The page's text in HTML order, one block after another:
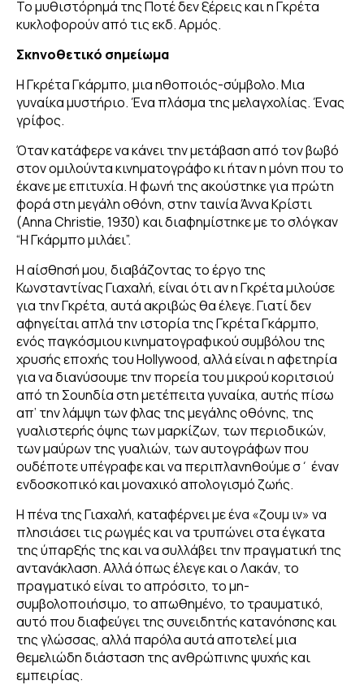
Το μυθιστόρημά τηςΠοτέ δεν ξέρειςκαι ηΓκρέτα
κυκλοφορούν από τις εκδ. Αρμός.
Σκηνοθετικό σημείωμα
Η Γκρέτα Γκάρμπο, μια ηθοποιός-σύμβολο. Μια
γυναίκα μυστήριο. Ένα πλάσμα της μελαγχολίας. Ένας
γρίφος.
Όταν κατάφερε να κάνει την μετάβαση από τον βωβό
στον ομιλούντα κινηματογράφο κι ήταν η μόνη που το
έκανε με επιτυχία. Η φωνή της ακούστηκε για πρώτη
φορά στη μεγάλη οθόνη, στην ταινίαΆννα Κρίστι
(Anna Christie, 1930) και διαφημίστηκε με το σλόγκαν
“Η Γκάρμπο μιλάει”.
Η αίσθησή μου, διαβάζοντας το έργο της
Κωνσταντίνας Γιαχαλή, είναι ότι αν η Γκρέτα μιλούσε
για την Γκρέτα, αυτά ακριβώς θα έλεγε. Γιατί δεν
αφηγείται απλά την ιστορία της Γκρέτα Γκάρμπο,
ενός παγκόσμιου κινηματογραφικού συμβόλου της
χρυσής εποχής του Ηollywood, αλλά είναι η αφετηρία
για να διανύσουμε την πορεία του μικρού κοριτσιού
από τη Σουηδία στη μετέπειτα γυναίκα, αυτής πίσω
απ’ την λάμψη των φλας της μεγάλης οθόνης, της
γυαλιστερής όψης των μαρκίζων, των περιοδικών,
των μαύρων της γυαλιών, των αυτογράφων που
ουδέποτε υπέγραφε και να περιπλανηθούμε σ΄ έναν
ενδοσκοπικό και μοναχικό απολογισμό ζωής.
Η πένα της Γιαχαλή, καταφέρνει με ένα «ζουμ ιν» να
πλησιάσει τις ρωγμές και να τρυπώνει στα έγκατα
της ύπαρξής της και να συλλάβει την πραγματική της
αντανάκλαση. Αλλά όπως έλεγε και ο Λακάν, το
πραγματικό είναι το απρόσιτο, το μη-
συμβολοποιήσιμο, το απωθημένο, το τραυματικό,
αυτό που διαφεύγει της συνειδητής κατανόησης και
της γλώσσας, αλλά παρόλα αυτά αποτελεί μια
θεμελιώδη διάσταση της ανθρώπινης ψυχής και
εμπειρίας.